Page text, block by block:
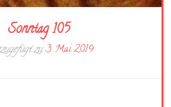
Sonntag 105
zu3. Mai 2019